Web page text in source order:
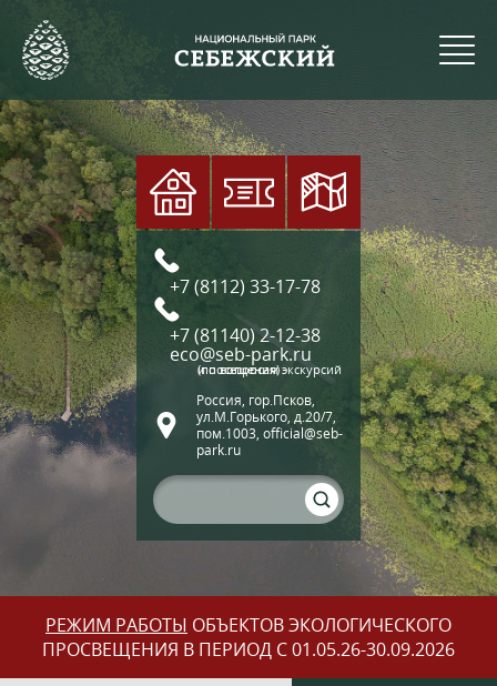
+7 (8112) 33-17-78
+7 (81140) 2-12-38
eco@seb-park.ru
(по вопросам экскурсий и посещения)
Россия, гор.Псков,
ул.М.Горького, д.20/7,
пом.1003, official@seb-
park.ru
РЕЖИМ РАБОТЫ ОБЪЕКТОВ ЭКОЛОГИЧЕСКОГО
ПРОСВЕЩЕНИЯ В ПЕРИОД С 01.05.26-30.09.2026